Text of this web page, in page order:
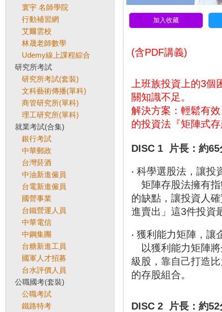
寰宇 名師學院
行動補習網
艾爾雲校
林晟老師數學
Udemy線上課程綜合
研究所考試
研究所考試(套裝)
文科藝術傳播(單科)
商管研究所(單科)
理工研究所(單科)
就業考試(合集)
銀行考試
中華郵政
台灣菸酒
中油新進僱員
台電新進僱員
國營事業
台鐵營運人員
中華電信
中鋼集團
台糖新進工員
國軍人才招募
台水評價人員
公職國考(套裝)
公職考試
鐵路特考
加入收藏
(含PDF講義)
上班族投資上的3
關知識不足。
解決方案：輕鬆有
的投資法『矩陣式
DISC 1 片長：約65
‧ 科學選股法，讓投
矩陣存股法擁有指
的缺點，讓投資人
進賣出」這3件投資
‧ 獲利能力矩陣，讓
以獲利能力矩陣將
級股，靠自己打造
的存股組合。
DISC 2 片長：約52